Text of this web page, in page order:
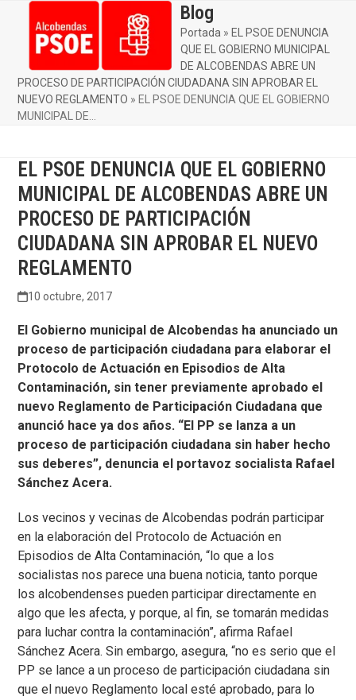
contentmobile
menu
mobile
menu
Blog
Portada » EL PSOE DENUNCIA
QUE EL GOBIERNO MUNICIPAL
DE ALCOBENDAS ABRE UN
PROCESO DE PARTICIPACIÓN CIUDADANA SIN APROBAR EL
NUEVO REGLAMENTO » EL PSOE DENUNCIA QUE EL GOBIERNO
MUNICIPAL DE…
EL PSOE DENUNCIA QUE EL GOBIERNO
MUNICIPAL DE ALCOBENDAS ABRE UN
PROCESO DE PARTICIPACIÓN
CIUDADANA SIN APROBAR EL NUEVO
REGLAMENTO
10 octubre, 2017
El Gobierno municipal de Alcobendas ha anunciado un
proceso de participación ciudadana para elaborar el
Protocolo de Actuación en Episodios de Alta
Contaminación, sin tener previamente aprobado el
nuevo Reglamento de Participación Ciudadana que
anunció hace ya dos años. “El PP se lanza a un
proceso de participación ciudadana sin haber hecho
sus deberes”, denuncia el portavoz socialista Rafael
Sánchez Acera.
Los vecinos y vecinas de Alcobendas podrán participar
en la elaboración del Protocolo de Actuación en
Episodios de Alta Contaminación, “lo que a los
socialistas nos parece una buena noticia, tanto porque
los alcobendenses pueden participar directamente en
algo que les afecta, y porque, al fin, se tomarán medidas
para luchar contra la contaminación”, afirma Rafael
Sánchez Acera. Sin embargo, asegura, “no es serio que el
PP se lance a un proceso de participación ciudadana sin
que el nuevo Reglamento local esté aprobado, para lo